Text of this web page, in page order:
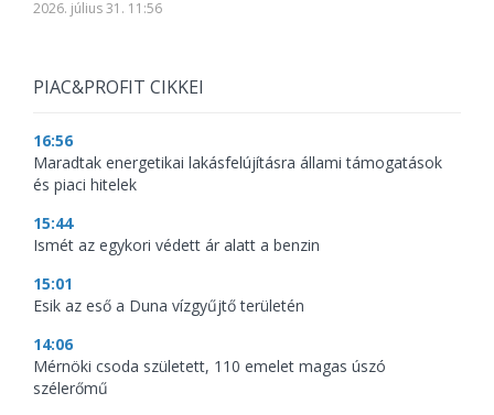
2026. július 31. 11:56
PIAC&PROFIT CIKKEI
16:56
Maradtak energetikai lakásfelújításra állami támogatások
és piaci hitelek
15:44
Ismét az egykori védett ár alatt a benzin
15:01
Esik az eső a Duna vízgyűjtő területén
14:06
Mérnöki csoda született, 110 emelet magas úszó
szélerőmű